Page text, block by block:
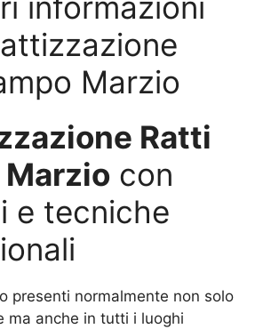
Marzio
Ratti
Marzio con
e tecniche
presenti normalmente non solo
ma anche in tutti i luoghi